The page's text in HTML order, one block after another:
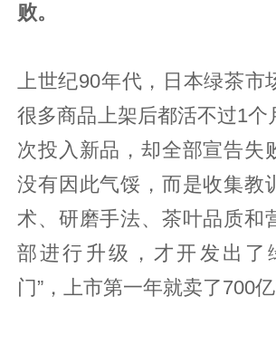
败。
上世纪90年代，日本绿茶市
很多商品上架后都活不过1个
次投入新品，却全部宣告失
没有因此气馁，而是收集教
术、研磨手法、茶叶品质和
部进行升级，才开发出了
门”，上市第一年就卖了700亿